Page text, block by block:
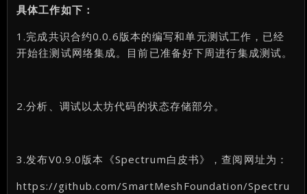
具体工作如下：
1.完成共识合约0.0.6版本的编写和单元测试工作，已经
开始往测试网络集成。目前已准备好下周进行集成测试。
2.分析、调试以太坊代码的状态存储部分。
3.发布V0.9.0版本《Spectrum白皮书》，查阅网址为：
https://github.com/SmartMeshFoundation/Spectru